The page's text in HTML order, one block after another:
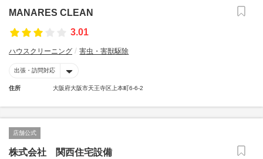
MANARES CLEAN
3.01
ハウスクリーニング 害虫・害獣駆除
出張・訪問対応
住所 大阪府大阪市天王寺区上本町6-6-2
店舗公式
株式会社 関西住宅設備